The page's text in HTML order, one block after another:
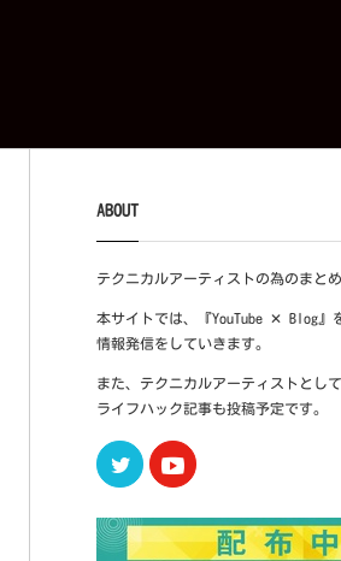
ABOUT
テクニカルアーティストの為のまとめ
本サイトでは、『YouTube ✕ Blog』
情報発信をしていきます。
また、テクニカルアーティストとし
ライフハック記事も投稿予定です。
Twitter